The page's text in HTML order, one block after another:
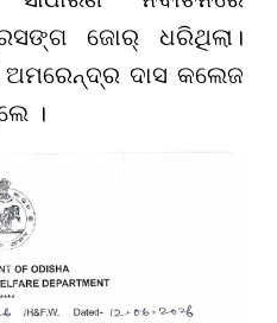
ଜୋର୍ ଧରିଥିଲା।
ଅମରେନ୍ଦ୍ର ଦାସ କଲେଜ
।